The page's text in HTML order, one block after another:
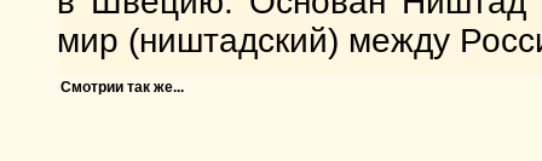
мир (ништадский) между
Смотрии так же...